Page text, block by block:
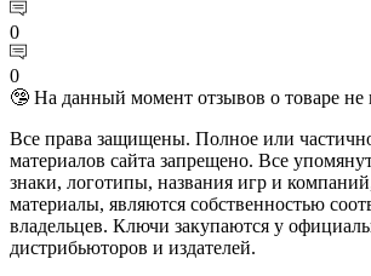
0
0
🤥 На данный момент отзывов о товаре не
Все права защищены. Полное или
материалов сайта запрещено. Все
знаки, логотипы, названия игр и
материалы, являются собственностью
владельцев. Ключи закупаются у
дистрибьюторов и издателей.